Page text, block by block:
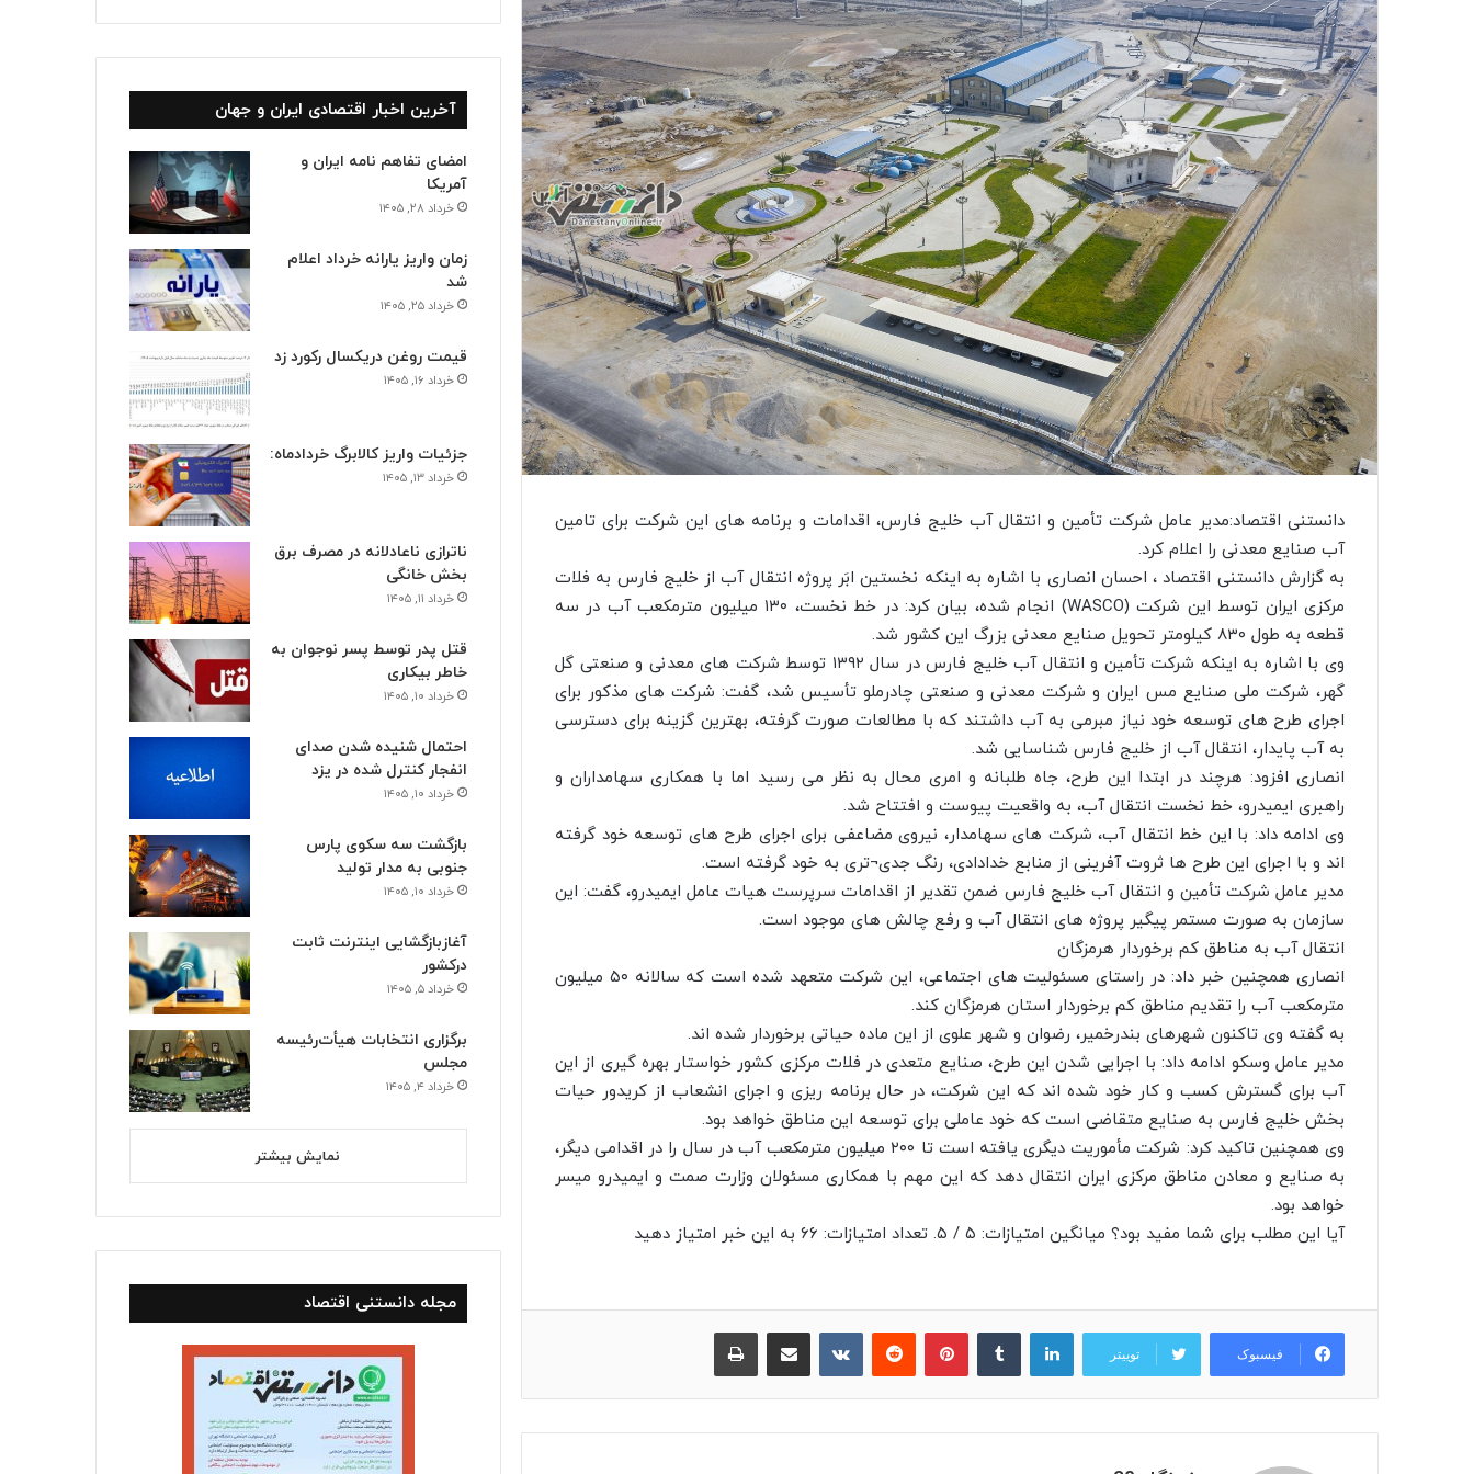
دانستنی اقتصاد:مدیر عامل شرکت تأمین و انتقال آب خلیج فارس، اقدامات و برنامه های این شرکت برای تامین
آب صنایع معدنی را اعلام کرد.
به گزارش دانستنی اقتصاد ، احسان انصاری با اشاره به اینکه نخستین ابَر پروژه انتقال آب از خلیج فارس به فلات
مرکزی ایران توسط این شرکت (WASCO) انجام شده، بیان کرد: در خط نخست، ۱۳۰ میلیون مترمکعب آب در سه
قطعه به طول ۸۳۰ کیلومتر تحویل صنایع معدنی بزرگ این کشور شد.
وی با اشاره به اینکه شرکت تأمین و انتقال آب خلیج فارس در سال ۱۳۹۲ توسط شرکت های معدنی و صنعتی گل
گهر، شرکت ملی صنایع مس ایران و شرکت معدنی و صنعتی چادرملو تأسیس شد، گفت: شرکت های مذکور برای
اجرای طرح های توسعه خود نیاز مبرمی به آب داشتند که با مطالعات صورت گرفته، بهترین گزینه برای دسترسی
به آب پایدار، انتقال آب از خلیج فارس شناسایی شد.
انصاری افزود: هرچند در ابتدا این طرح، جاه طلبانه و امری محال به نظر می رسید اما با همکاری سهامداران و
راهبری ایمیدرو، خط نخست انتقال آب، به واقعیت پیوست و افتتاح شد.
وی ادامه داد: با این خط انتقال آب، شرکت های سهامدار، نیروی مضاعفی برای اجرای طرح های توسعه خود گرفته
اند و با اجرای این طرح ها ثروت آفرینی از منابع خدادادی، رنگ جدی¬تری به خود گرفته است.
مدیر عامل شرکت تأمین و انتقال آب خلیج فارس ضمن تقدیر از اقدامات سرپرست هیات عامل ایمیدرو، گفت: این
سازمان به صورت مستمر پیگیر پروژه های انتقال آب و رفع چالش های موجود است.
انتقال آب به مناطق کم برخوردار هرمزگان
انصاری همچنین خبر داد: در راستای مسئولیت های اجتماعی، این شرکت متعهد شده است که سالانه ۵۰ میلیون
مترمکعب آب را تقدیم مناطق کم برخوردار استان هرمزگان کند.
به گفته وی تاکنون شهرهای بندرخمیر، رضوان و شهر علوی از این ماده حیاتی برخوردار شده اند.
مدیر عامل وسکو ادامه داد: با اجرایی شدن این طرح، صنایع متعدی در فلات مرکزی کشور خواستار بهره گیری از این
آب برای گسترش کسب و کار خود شده اند که این شرکت، در حال برنامه ریزی و اجرای انشعاب از کریدور حیات
بخش خلیج فارس به صنایع متقاضی است که خود عاملی برای توسعه این مناطق خواهد بود.
وی همچنین تاکید کرد: شرکت مأموریت دیگری یافته است تا ۲۰۰ میلیون مترمکعب آب در سال را در اقدامی دیگر،
به صنایع و معادن مناطق مرکزی ایران انتقال دهد که این مهم با همکاری مسئولان وزارت صمت و ایمیدرو میسر
خواهد بود.
آیا این مطلب برای شما مفید بود؟ میانگین امتیازات: ۵ / ۵. تعداد امتیازات: ۶۶ به این خبر امتیاز دهید
فیسبوک توییتر
لینکدین پینترست ‫رددیت
آخرین اخبار اقتصادی ایران و جهان
امضای تفاهم نامه ایران و
آمریکا
خرداد ۲۸, ۱۴۰۵
زمان واریز یارانه خرداد اعلام
شد
خرداد ۲۵, ۱۴۰۵
قیمت روغن دریکسال رکورد زد
خرداد ۱۶, ۱۴۰۵
جزئیات واریز کالابرگ خردادماه:
خرداد ۱۳, ۱۴۰۵
ناترازی ناعادلانه در مصرف برق
بخش خانگی
خرداد ۱۱, ۱۴۰۵
قتل پدر توسط پسر نوجوان به
خاطر بیکاری
خرداد ۱۰, ۱۴۰۵
احتمال شنیده شدن صدای
انفجار کنترل شده در یزد
خرداد ۱۰, ۱۴۰۵
بازگشت سه سکوی پارس
جنوبی به مدار تولید
خرداد ۱۰, ۱۴۰۵
آغازبازگشایی اینترنت ثابت
درکشور
خرداد ۵, ۱۴۰۵
برگزاری انتخابات هیأت‌رئیسه
مجلس
خرداد ۴, ۱۴۰۵
نمایش بیشتر
مجله دانستنی اقتصاد